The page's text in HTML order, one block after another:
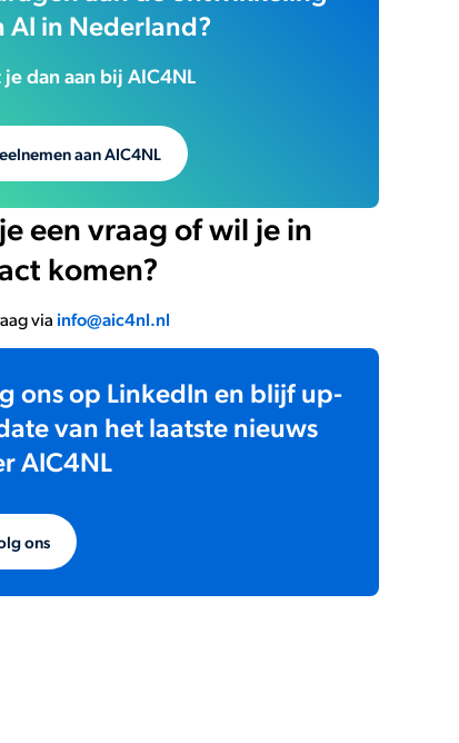
AI in Nederland?
dan aan bij AIC4NL
aan AIC4NL
een vraag of wil je in
komen?
via info@aic4nl.nl
ons op LinkedIn en blijf up-
van het laatste nieuws
AIC4NL
ons